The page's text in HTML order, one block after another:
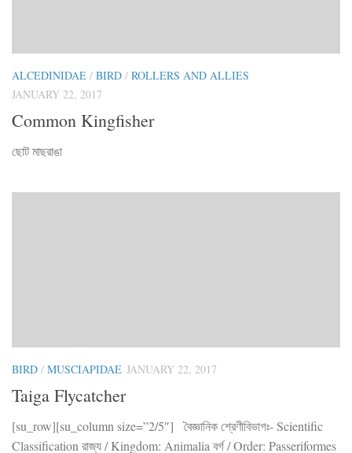
ALCEDINIDAE / BIRD / ROLLERS AND ALLIES
JANUARY 22, 2017
Common Kingfisher
ছোট মাছরাঙা
BIRD / MUSCIAPIDAE JANUARY 22, 2017
Taiga Flycatcher
[su_row][su_column size=”2/5″] বৈজ্ঞানিক শ্রেণীবিভাগঃ- Scientific
Classification রাজ্য / Kingdom: Animalia বর্গ / Order: Passeriformes